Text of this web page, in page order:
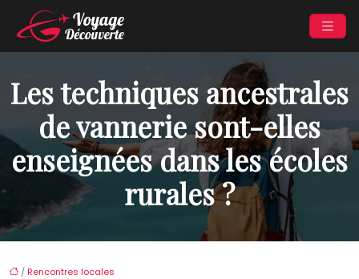
Les techniques ancestrales
de vannerie sont-elles
enseignées dans les écoles
rurales ?
/ Rencontres locales